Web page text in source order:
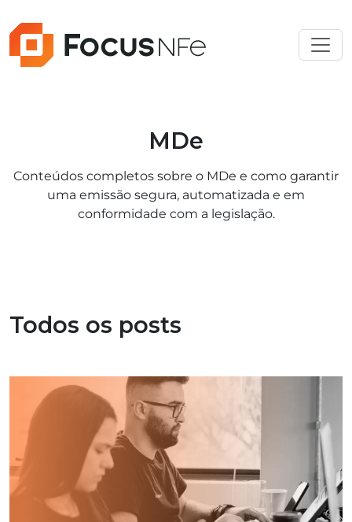
MDe
Conteúdos completos sobre o MDe e como garantir
uma emissão segura, automatizada e em
conformidade com a legislação.
Todos os posts